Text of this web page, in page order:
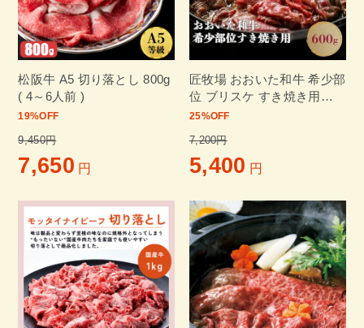
松阪牛 A5 切り落とし 800g
( 4～6人前 )
19%OFF
9,450円
7,650 円
匠牧場 おおいた和牛 希少部
位 ブリスケ すき焼き用
600g
25%OFF
7,200円
5,400 円